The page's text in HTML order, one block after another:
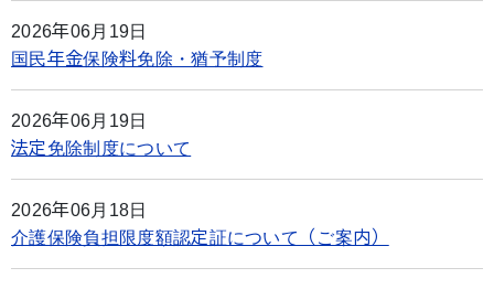
2026年06月19日
国民年金保険料免除・猶予制度
2026年06月19日
法定免除制度について
2026年06月18日
介護保険負担限度額認定証について（ご案内）